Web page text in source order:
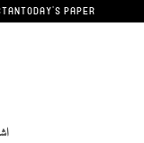
TODAY'S PAPER